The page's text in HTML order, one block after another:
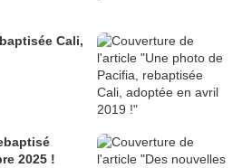
Cali,
2025 !